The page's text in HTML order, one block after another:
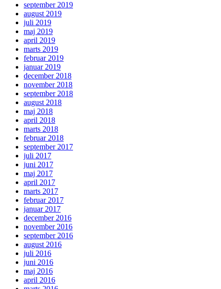
september 2019
august 2019
juli 2019
maj 2019
april 2019
marts 2019
februar 2019
januar 2019
december 2018
november 2018
september 2018
august 2018
maj 2018
april 2018
marts 2018
februar 2018
september 2017
juli 2017
juni 2017
maj 2017
april 2017
marts 2017
februar 2017
januar 2017
december 2016
november 2016
september 2016
august 2016
juli 2016
juni 2016
maj 2016
april 2016